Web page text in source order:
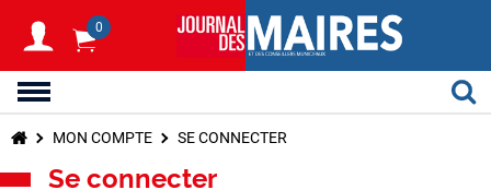
0
MON COMPTE SE CONNECTER
Se connecter